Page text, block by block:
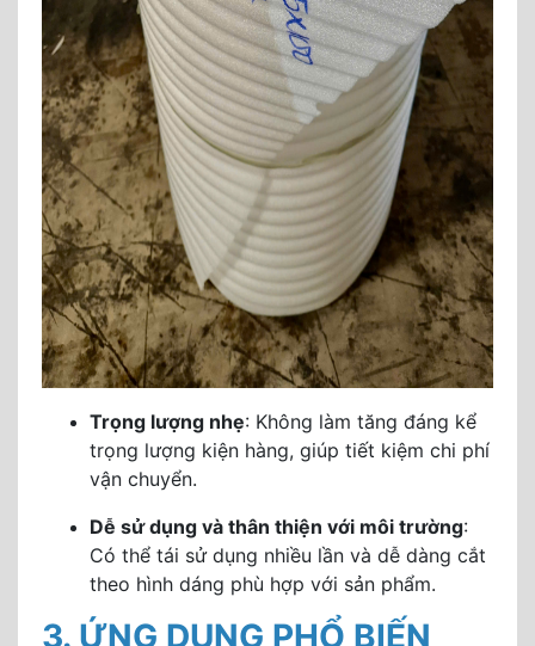
Trọng lượng nhẹ: Không làm tăng đáng kể
trọng lượng kiện hàng, giúp tiết kiệm chi phí
vận chuyển.
Dễ sử dụng và thân thiện với môi trường:
Có thể tái sử dụng nhiều lần và dễ dàng cắt
theo hình dáng phù hợp với sản phẩm.
3. ỨNG DỤNG PHỔ BIẾN